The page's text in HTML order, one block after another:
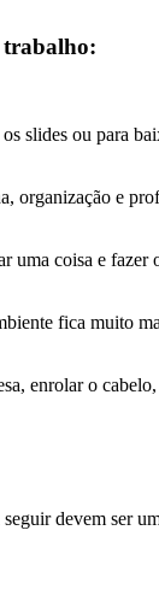
trabalho:
slides ou para
organização e
uma coisa e
fica muito
enrolar o
devem ser